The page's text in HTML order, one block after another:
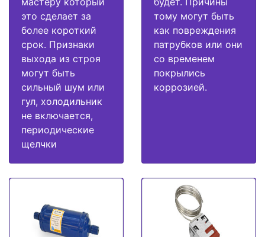
это сделает за
более короткий
срок. Признаки
выхода из строя
могут быть
сильный шум или
гул, холодильник
не включается,
периодические
щелчки
тому могут быть
как повреждения
патрубков или они
со временем
покрылись
коррозией.